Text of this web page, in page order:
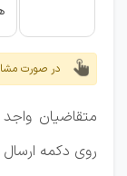
در صورت
متقاضیان
روی دکمه